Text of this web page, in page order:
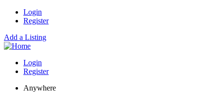
Login
Register
Add a Listing
Login
Register
Anywhere